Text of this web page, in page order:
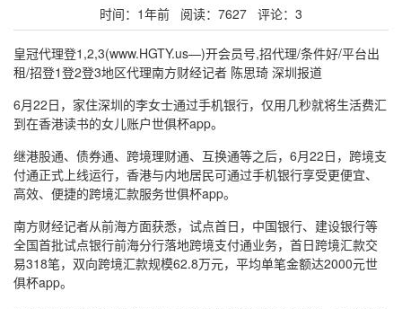
时间：1年前 阅读：7627 评论：3
皇冠代理登1,2,3(www.HGTY.us—)开会员号,招代理/条件好/平台出
租/招登1登2登3地区代理南方财经记者 陈思琦 深圳报道
6月22日，家住深圳的李女士通过手机银行，仅用几秒就将生活费汇
到在香港读书的女儿账户世俱杯app。
继港股通、债券通、跨境理财通、互换通等之后，6月22日，跨境支
付通正式上线运行，香港与内地居民可通过手机银行享受更便宜、
高效、便捷的跨境汇款服务世俱杯app。
南方财经记者从前海方面获悉，试点首日，中国银行、建设银行等
全国首批试点银行前海分行落地跨境支付通业务，首日跨境汇款交
易318笔，双向跨境汇款规模62.8万元，平均单笔金额达2000元世
俱杯app。